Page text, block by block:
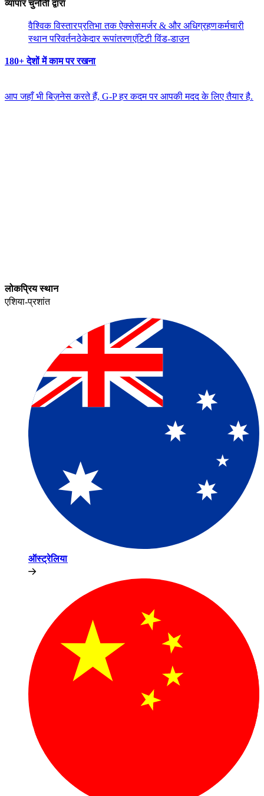
व्यापार चुनौती द्वारा​​
वैश्विक विस्तार​​प्रतिभा तक ऐक्सेस​​मर्जर & और अधिग्रहण​​कर्मचारी
स्थान परिवर्तन​​ठेकेदार रूपांतरण​​एंटिटी विंड-डाउन​​
180+ देशों में काम पर रखना​​
आप जहाँ भी बिज़नेस करते हैं, G-P हर कदम पर आपकी मदद के लिए तैयार है.​​
लोकप्रिय स्थान​​
एशिया-प्रशांत​​
ऑस्ट्रेलिया​​